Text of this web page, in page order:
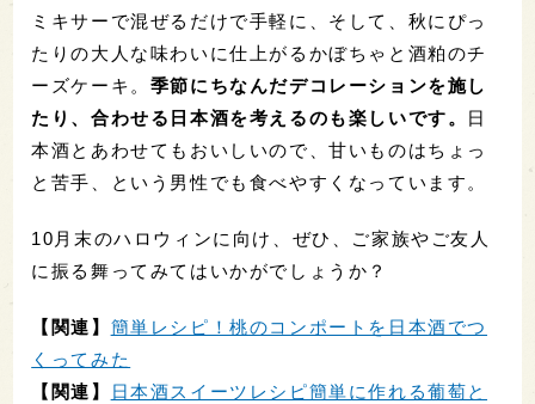
ミキサーで混ぜるだけで手軽に、そして、秋にぴっ
たりの大人な味わいに仕上がるかぼちゃと酒粕のチ
ーズケーキ。 季節にちなんだデコレーションを施し
たり、合わせる日本酒を考えるのも楽しいです。 日
本酒とあわせてもおいしいので、甘いものはちょっ
と苦手、という男性でも食べやすくなっています。
10月末のハロウィンに向け、ぜひ、ご家族やご友人
に振る舞ってみてはいかがでしょうか？
【関連】 簡単レシピ！桃のコンポートを日本酒でつ
くってみた
【関連】
日本酒スイーツレシピ簡単に作れる葡萄と